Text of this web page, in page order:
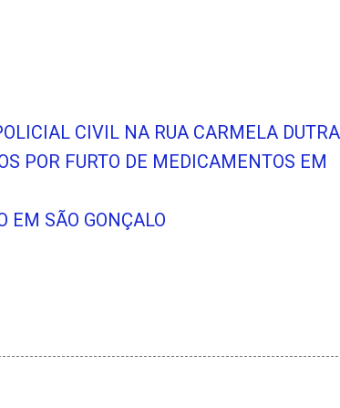
CIVIL NA RUA CARMELA DUTRA
POR FURTO DE MEDICAMENTOS EM
EM SÃO GONÇALO